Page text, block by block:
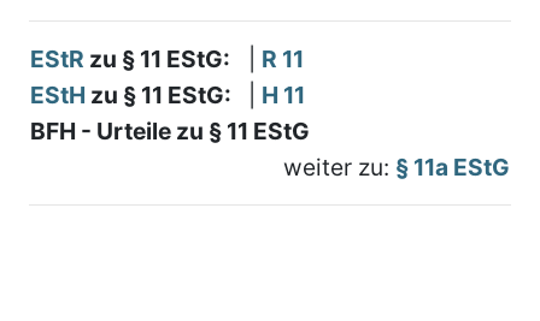
EStR zu § 11 EStG:
R 11
EStH zu § 11 EStG:
H 11
BFH - Urteile zu § 11 EStG
weiter zu: § 11a EStG